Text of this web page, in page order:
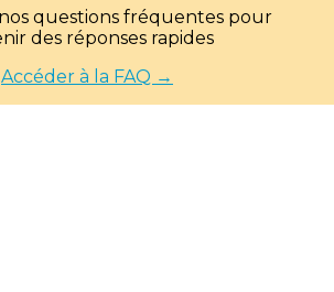
questions fréquentes pour
des réponses rapides
Accéder à la FAQ →